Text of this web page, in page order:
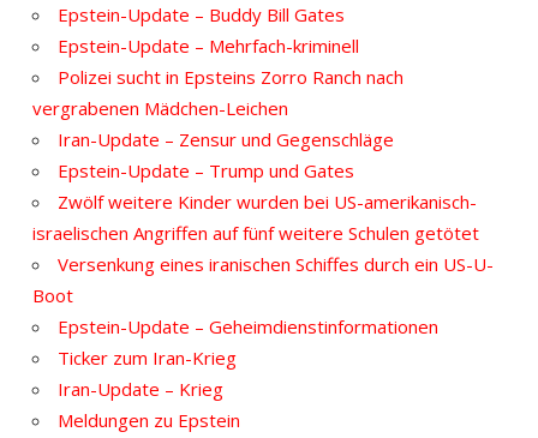
Epstein-Update – Buddy Bill Gates
Epstein-Update – Mehrfach-kriminell
Polizei sucht in Epsteins Zorro Ranch nach
vergrabenen Mädchen-Leichen
Iran-Update – Zensur und Gegenschläge
Epstein-Update – Trump und Gates
Zwölf weitere Kinder wurden bei US-amerikanisch-
israelischen Angriffen auf fünf weitere Schulen getötet
Versenkung eines iranischen Schiffes durch ein US-U-
Boot
Epstein-Update – Geheimdienstinformationen
Ticker zum Iran-Krieg
Iran-Update – Krieg
Meldungen zu Epstein